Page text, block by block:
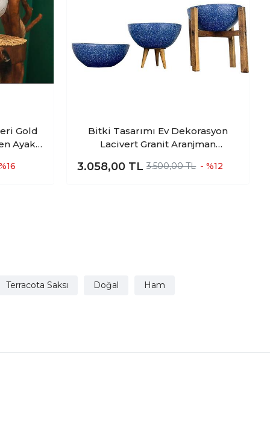
Gold
Ayaklı
Bitki Tasarımı Ev Dekorasyon
Lacivert Granit Aranjman
20 Cm Çap
3.058,00 TL 3.500,00 TL - %12
Terracota Saksı Doğal Ham